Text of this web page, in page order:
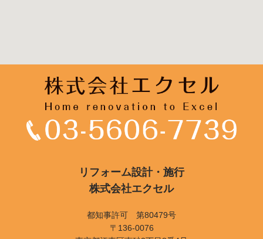
リフォーム設計・施行
株式会社エクセル
都知事許可 第80479号
〒136-0076